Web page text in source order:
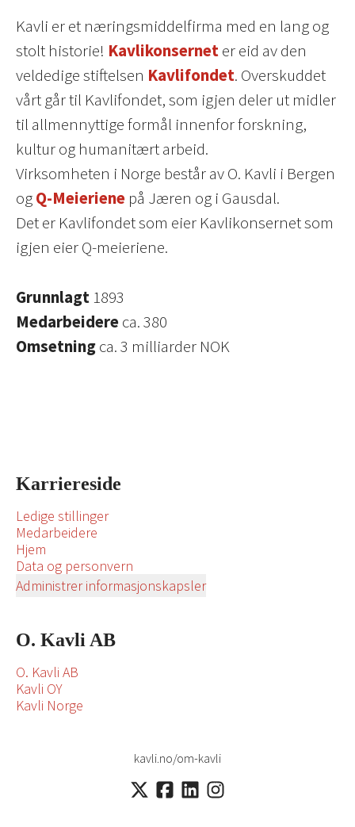
Kavli er et næringsmiddelfirma med en lang og
stolt historie! Kavlikonserneter eid av den
veldedige stiftelsen Kavlifondet. Overskuddet
vårt går til Kavlifondet, som igjen deler ut midler
til allmennyttige formål innenfor forskning,
kultur og humanitært arbeid.
Virksomheten i Norge består av O. Kavli i Bergen
ogQ-Meieriene på Jæren og i Gausdal.
Det er Kavlifondet som eier Kavlikonsernet som
igjen eier Q-meieriene.
Grunnlagt 1893
Medarbeidereca. 380
Omsetningca. 3 milliarder NOK
Karriereside
Ledige stillinger
Medarbeidere
Hjem
Data og personvern
Administrer informasjonskapsler
O. Kavli AB
O. Kavli AB
Kavli OY
Kavli Norge
kavli.no/om-kavli